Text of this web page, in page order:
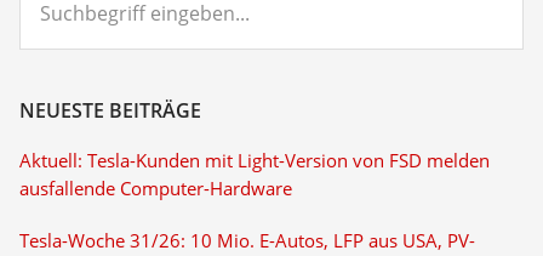
eingeben...
NEUESTE BEITRÄGE
Aktuell: Tesla-Kunden mit Light-Version von FSD melden
ausfallende Computer-Hardware
Tesla-Woche 31/26: 10 Mio. E-Autos, LFP aus USA, PV-